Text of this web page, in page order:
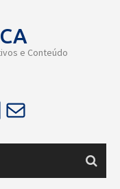
e Conteúdo
E-mail